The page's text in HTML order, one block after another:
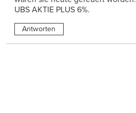
UBS AKTIE PLUS 6%.
Antworten